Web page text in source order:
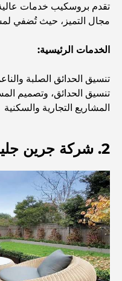
المستشفيات الحكومية
أفضل المدارس القريبة من داماك
أفضل المطاعم
تقدم بروسكيب خدمات
مجال التميز، حيث تُضفي
الخدمات الرئيسية:
تنسيق الحدائق الصلبة
تنسيق الحدائق، وتصميم
المشاريع التجارية والسكنية
2. شركة جرين جليدز لاندسكيبينج ذ.م.م.